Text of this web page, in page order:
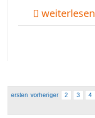
weiterlesen
ersten vorheriger 2 3 4